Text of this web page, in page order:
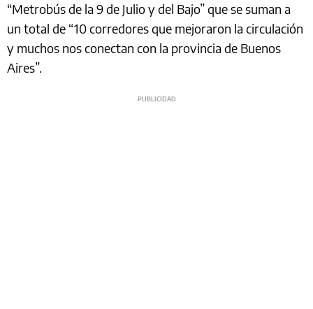
“Metrobús de la 9 de Julio y del Bajo” que se suman a
un total de “10 corredores que mejoraron la circulación
y muchos nos conectan con la provincia de Buenos
Aires”.